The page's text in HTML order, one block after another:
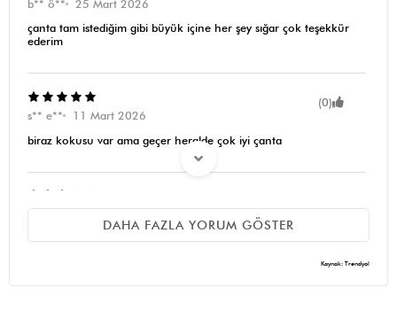
b** ö**
25 Mart 2026
çanta tam istediğim gibi büyük içine her şey sığar çok teşekkür
ederim
(0)
s** e**
11 Mart 2026
biraz kokusu var ama geçer heralde çok iyi çanta
Dostlar gorunus baya guzel ben de begendim durusunu ama
kolumdan dusuyo ozellikle mont giyiyorsam. Bir daha olsa
DAHA FAZLA YORUM GÖSTER
Kaynak: Trendyol